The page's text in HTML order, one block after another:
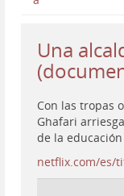
Una
Con las tropas
Ghafari
de la
netflix.com/es/